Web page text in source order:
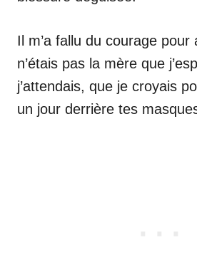
Il m’a fallu du courage pour
n’étais pas la mère que
j’attendais, que je croyais
un jour derrière tes